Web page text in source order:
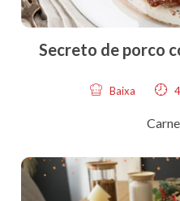
Secreto de porco
Baixa
Carne